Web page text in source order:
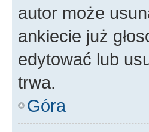
autor może
ankiecie już
edytować lub
trwa.
Góra